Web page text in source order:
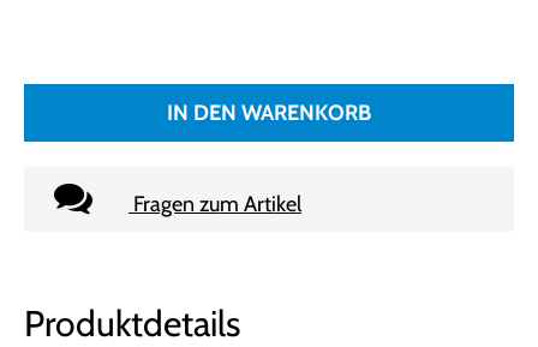
IN DEN WARENKORB
Fragen zum Artikel
Produktdetails